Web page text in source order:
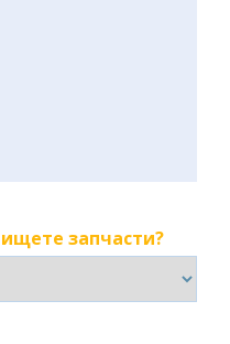
запчасти?